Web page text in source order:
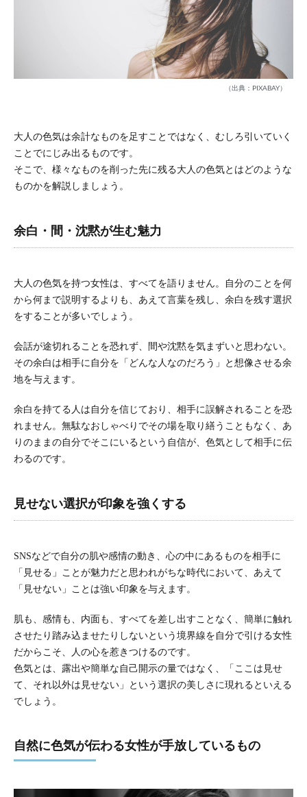
（出典：PIXABAY）
大人の色気は余計なものを足すことではなく、むしろ引いていく
ことでにじみ出るものです。
そこで、様々なものを削った先に残る大人の色気とはどのような
ものかを解説しましょう。
余白・間・沈黙が生む魅力
大人の色気を持つ女性は、すべてを語りません。自分のことを何
から何まで説明するよりも、あえて言葉を残し、余白を残す選択
をすることが多いでしょう。
会話が途切れることを恐れず、間や沈黙を気まずいと思わない。
その余白は相手に自分を「どんな人なのだろう」と想像させる余
地を与えます。
余白を持てる人は自分を信じており、相手に誤解されることを恐
れません。無駄なおしゃべりでその場を取り繕うこともなく、あ
りのままの自分でそこにいるという自信が、色気として相手に伝
わるのです。
見せない選択が印象を強くする
SNSなどで自分の肌や感情の動き、心の中にあるものを相手に
「見せる」ことが魅力だと思われがちな時代において、あえて
「見せない」ことは強い印象を与えます。
肌も、感情も、内面も、すべてを差し出すことなく、簡単に触れ
させたり踏み込ませたりしないという境界線を自分で引ける女性
だからこそ、人の心を惹きつけるのです。
色気とは、露出や簡単な自己開示の量ではなく、「ここは見せ
て、それ以外は見せない」という選択の美しさに現れるといえる
でしょう。
自然に色気が伝わる女性が手放しているもの